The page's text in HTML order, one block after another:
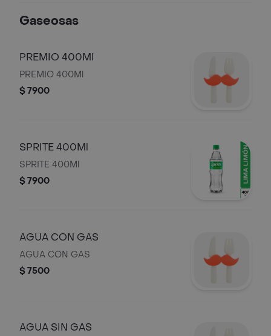
Gaseosas
PREMIO 400Ml
PREMIO 400Ml
$ 7900
SPRITE 400Ml
SPRITE 400Ml
$ 7900
AGUA CON GAS
AGUA CON GAS
$ 7500
AGUA SIN GAS